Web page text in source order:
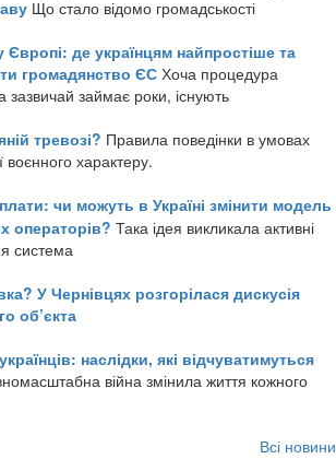
Що стало відомо громадськості
Європі: де українцям найпростіше та
громадянство ЄС Хоча процедура
зазвичай займає роки, існують
тревозі? Правила поведінки в умовах
воєнного характеру.
чи можуть в Україні змінити модель
операторів? Така ідея викликала активні
система
У Чернівцях розгорілася дискусія
об’єкта
наслідки, які відчуватимуться
війна змінила життя кожного
Всі новини